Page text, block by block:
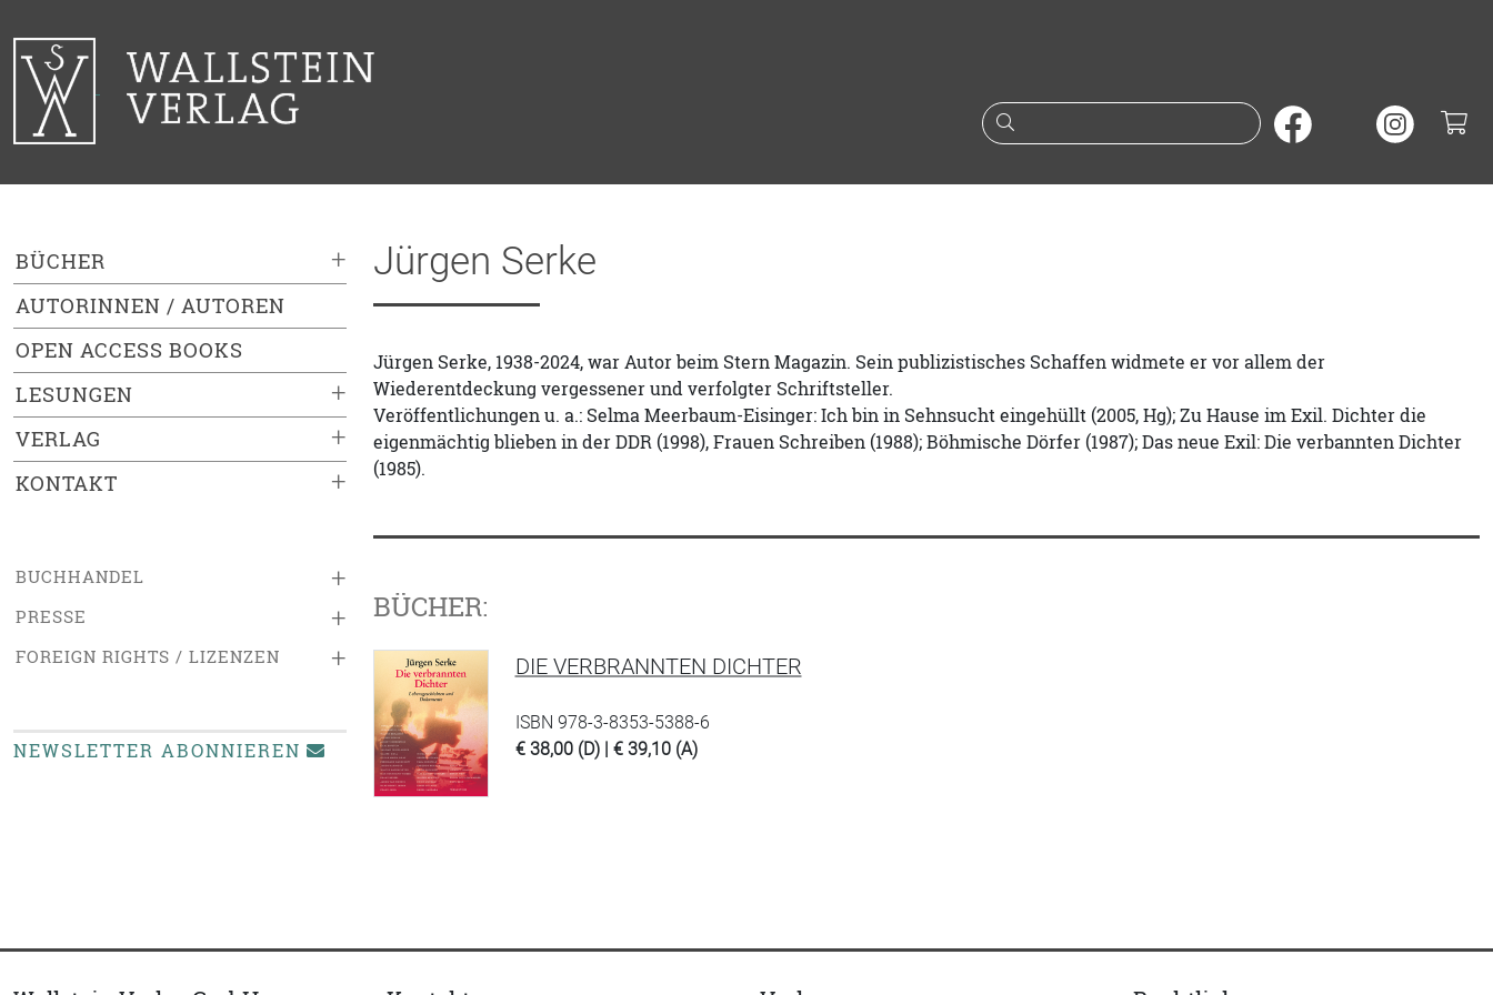
Suche nach Büchern oder
+
BÜCHER
AUTORINNEN / AUTOREN
OPEN ACCESS BOOKS
+
LESUNGEN
+
VERLAG
+
KONTAKT
+
BUCHHANDEL
+
PRESSE
+
FOREIGN RIGHTS / LIZENZEN
NEWSLETTER ABONNIEREN
Jürgen Serke
Jürgen Serke, 1938-2024, war Autor beim Stern Magazin. Sein publizistisches Schaffen widmete er vor allem der
Wiederentdeckung vergessener und verfolgter Schriftsteller.
Veröffentlichungen u. a.: Selma Meerbaum-Eisinger: Ich bin in Sehnsucht eingehüllt (2005, Hg); Zu Hause im Exil. Dichter die
eigenmächtig blieben in der DDR (1998), Frauen Schreiben (1988); Böhmische Dörfer (1987); Das neue Exil: Die verbannten Dichter
(1985).
BÜCHER:
DIE VERBRANNTEN DICHTER
ISBN 978-3-8353-5388-6
€ 38,00 (D) | € 39,10 (A)